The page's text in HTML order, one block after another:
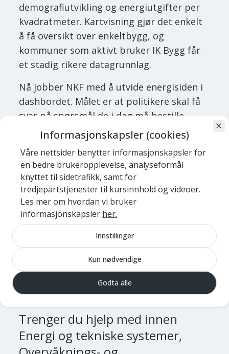
demografiutvikling og energiutgifter per
kvadratmeter. Kartvisning gjør det enkelt
å få oversikt over enkeltbygg, og
kommuner som aktivt bruker IK Bygg får
et stadig rikere datagrunnlag.
Nå jobber NKF med å utvide energisiden i
dashbordet. Målet er at politikere skal få
svar på spørsmål de i dag må bestille
analyse på for å få besvart: Er vår
energibruk høy sammenlignet med andre
kommuner? Hva koster det oss å ha
utdaterte tekniske anlegg? Og er vi på rett
spor mot egne klimamål? Videre fremover
kommer også overvannsanalyse,
klimafotavtrykk og levetidssimulering på
Vil du vite mer om hvordan din kommune
kan få sine data inn i
politikerdashbord.no? Ta kontakt med
Ove Akselvoll i NKF.
Trenger du hjelp med innen
Energi og tekniske systemer,
Informasjonskapsler (cookies)
Våre nettsider benytter informasjonskapsler for
en bedre brukeropplevelse, analyseformål
knyttet til sidetrafikk, samt for
tredjepartstjenester til kursinnhold og videoer.
Les mer om hvordan vi bruker
informasjonskapsler her.
Innstillinger
Kun nødvendige
Godta alle